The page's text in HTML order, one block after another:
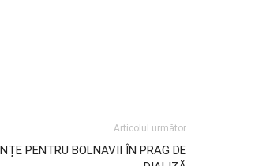
Articolul următor
PENTRU BOLNAVII ÎN PRAG DE